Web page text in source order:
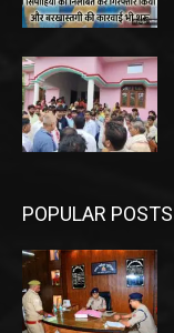
POPULAR POSTS